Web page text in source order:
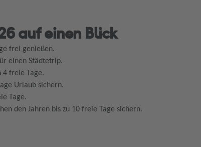
auf einen Blick
frei genießen.
einen Städtetrip.
4 freie Tage.
Urlaub sichern.
Tage.
den Jahren bis zu 10 freie Tage sichern.